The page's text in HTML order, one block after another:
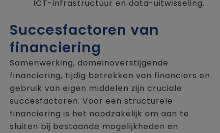
ICT-infrastructuur en data-uitwisseling.
Succesfactoren van
financiering
Samenwerking, domeinoverstijgende
financiering, tijdig betrekken van financiers en
gebruik van eigen middelen zijn cruciale
succesfactoren. Voor een structurele
financiering is het noodzakelijk om aan te
sluiten bij bestaande mogelijkheden en